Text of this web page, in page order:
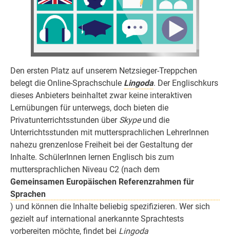
Den ersten Platz auf unserem Netzsieger-Treppchen
belegt die Online-Sprachschule Lingoda. Der Englischkurs
dieses Anbieters beinhaltet zwar keine interaktiven
Lernübungen für unterwegs, doch bieten die
Privatunterrichtsstunden über Skypeund die
Unterrichtsstunden mit muttersprachlichen LehrerInnen
nahezu grenzenlose Freiheit bei der Gestaltung der
Inhalte. SchülerInnen lernen Englisch bis zum
muttersprachlichen Niveau C2 (nach dem
Gemeinsamen Europäischen Referenzrahmen für
Sprachen
) und können die Inhalte beliebig spezifizieren. Wer sich
gezielt auf international anerkannte Sprachtests
vorbereiten möchte, findet bei Lingoda